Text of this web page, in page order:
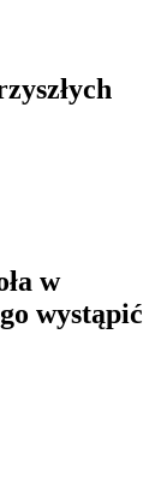
w
wystąpić